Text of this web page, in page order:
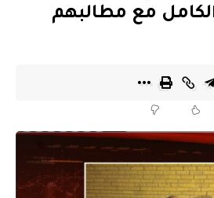
مع مطالبهم